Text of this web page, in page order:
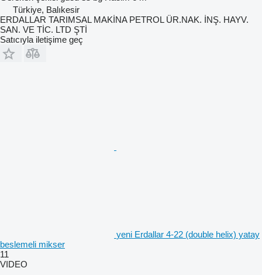
Türkiye, Balıkesir
ERDALLAR TARIMSAL MAKİNA PETROL ÜR.NAK. İNŞ. HAYV.
SAN. VE TİC. LTD ŞTİ
Satıcıyla iletişime geç
yeni Erdallar 4-22 (double helix) yatay
beslemeli mikser
11
VIDEO